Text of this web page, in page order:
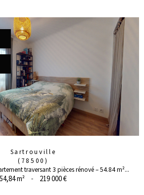
Sartrouville
(78500)
traversant 3 pièces rénové – 54.84 m²...
54,84 m² - 219 000 €